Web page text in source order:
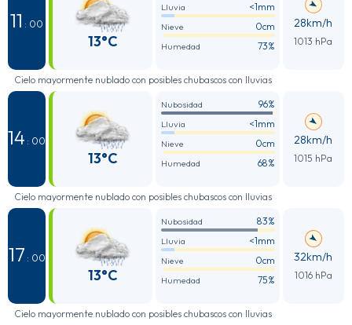
11 : 00
13°C
Lluvia <1mm
Nieve 0cm
Humedad 73%
28km/h
1013 hPa
Cielo mayormente nublado con posibles chubascos con lluvias
14 : 00
13°C
Nubosidad 96%
Lluvia <1mm
Nieve 0cm
Humedad 68%
28km/h
1015 hPa
Cielo mayormente nublado con posibles chubascos con lluvias
17 : 00
13°C
Nubosidad 83%
Lluvia <1mm
Nieve 0cm
Humedad 75%
32km/h
1016 hPa
Cielo mayormente nublado con posibles chubascos con lluvias